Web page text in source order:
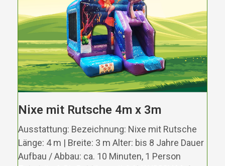
Nixe mit Rutsche 4m x 3m
Ausstattung: Bezeichnung: Nixe mit Rutsche
Länge: 4 m | Breite: 3 m Alter: bis 8 Jahre Dauer
Aufbau / Abbau: ca. 10 Minuten, 1 Person